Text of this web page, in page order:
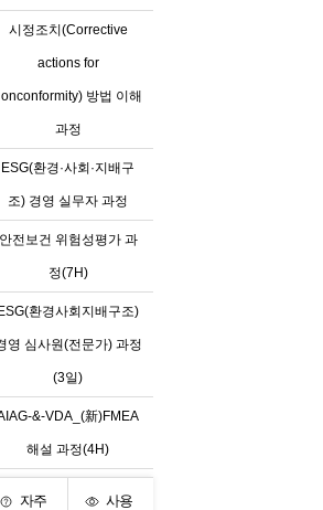
시정조치(Corrective
actions for
방법 이해
과정
ESG(환경·사회·지배구
조) 경영 실무자 과정
전보건 위험성평가 과
정(7H)
환경사회지배구조)
영 심사원(전문가) 과정
(3일)
&-VDA_(新)FMEA
해설 과정(4H)
자주
사용